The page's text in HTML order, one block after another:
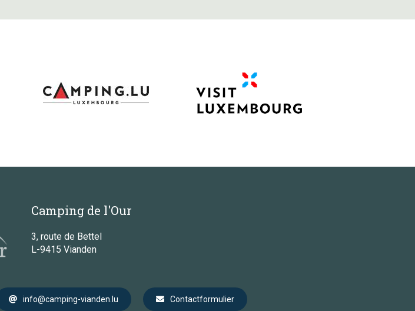
Camping de l'Our
3, route de Bettel
L-9415 Vianden
info@camping-vianden.lu Contactformulier